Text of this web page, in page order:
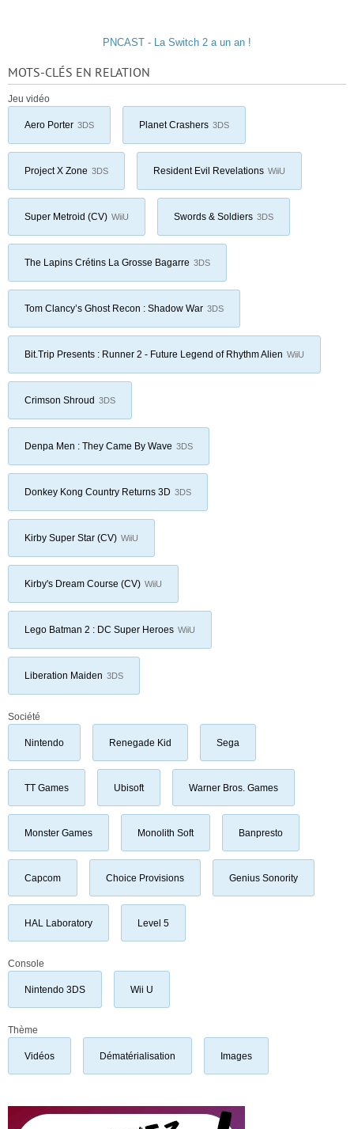
PNCAST - La Switch 2 a un an !
MOTS-CLÉS EN RELATION
Jeu vidéo
Aero Porter 3DS Planet Crashers 3DS
Project X Zone 3DS Resident Evil Revelations WiiU
Super Metroid (CV) WiiU Swords & Soldiers 3DS
The Lapins Crétins La Grosse Bagarre 3DS
Tom Clancy’s Ghost Recon : Shadow War 3DS
Bit.Trip Presents : Runner 2 - Future Legend of Rhythm Alien WiiU
Crimson Shroud 3DS
Denpa Men : They Came By Wave 3DS
Donkey Kong Country Returns 3D 3DS
Kirby Super Star (CV) WiiU
Kirby's Dream Course (CV) WiiU
Lego Batman 2 : DC Super Heroes WiiU
Liberation Maiden 3DS
Société
Nintendo Renegade Kid Sega
TT Games Ubisoft Warner Bros. Games
Monster Games Monolith Soft Banpresto
Capcom Choice Provisions Genius Sonority
HAL Laboratory Level 5
Console
Nintendo 3DS Wii U
Thème
Vidéos Dématérialisation Images